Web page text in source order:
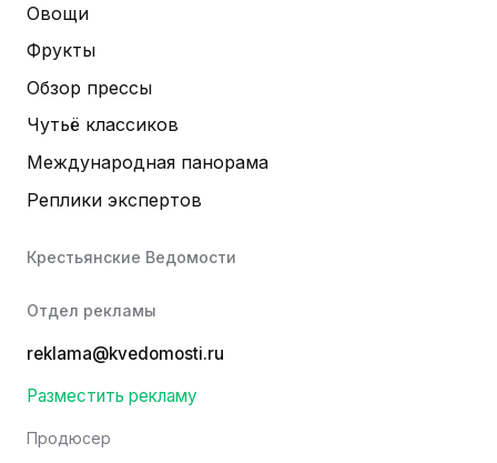
Овощи
Фрукты
Обзор прессы
Чутьё классиков
Международная панорама
Реплики экспертов
Крестьянские Ведомости
Отдел рекламы
reklama@kvedomosti.ru
Разместить рекламу
Продюсер